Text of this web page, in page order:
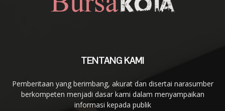
TENTANG KAMI
Pemberitaan yang berimbang, akurat dan disertai narasumber
berkompeten menjadi dasar kami dalam menyampaikan
informasi kepada publik